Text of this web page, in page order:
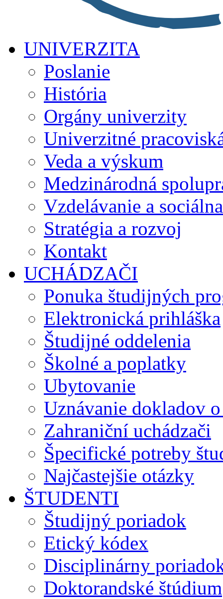
UNIVERZITA
Poslanie
História
Orgány univerzity
Univerzitné
Veda a výskum
Medzinárodná
Vzdelávanie a
Stratégia a rozvoj
Kontakt
UCHÁDZAČI
Ponuka študijných
Elektronická prihláška
Študijné oddelenia
Školné a poplatky
Ubytovanie
Uznávanie dokladov
Zahraniční uchádzači
Špecifické potreby
Najčastejšie otázky
ŠTUDENTI
Študijný poriadok
Etický kódex
Disciplinárny
Doktorandské štúdium